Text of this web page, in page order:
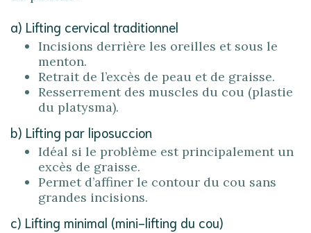
a) Lifting cervical traditionnel
Incisions derrière les oreilles et sous le
menton.
Retrait de l’excès de peau et de graisse.
Resserrement des muscles du cou (plastie
du platysma).
b) Lifting par liposuccion
Idéal si le problème est principalement un
excès de graisse.
Permet d’affiner le contour du cou sans
grandes incisions.
c) Lifting minimal (mini-lifting du cou)